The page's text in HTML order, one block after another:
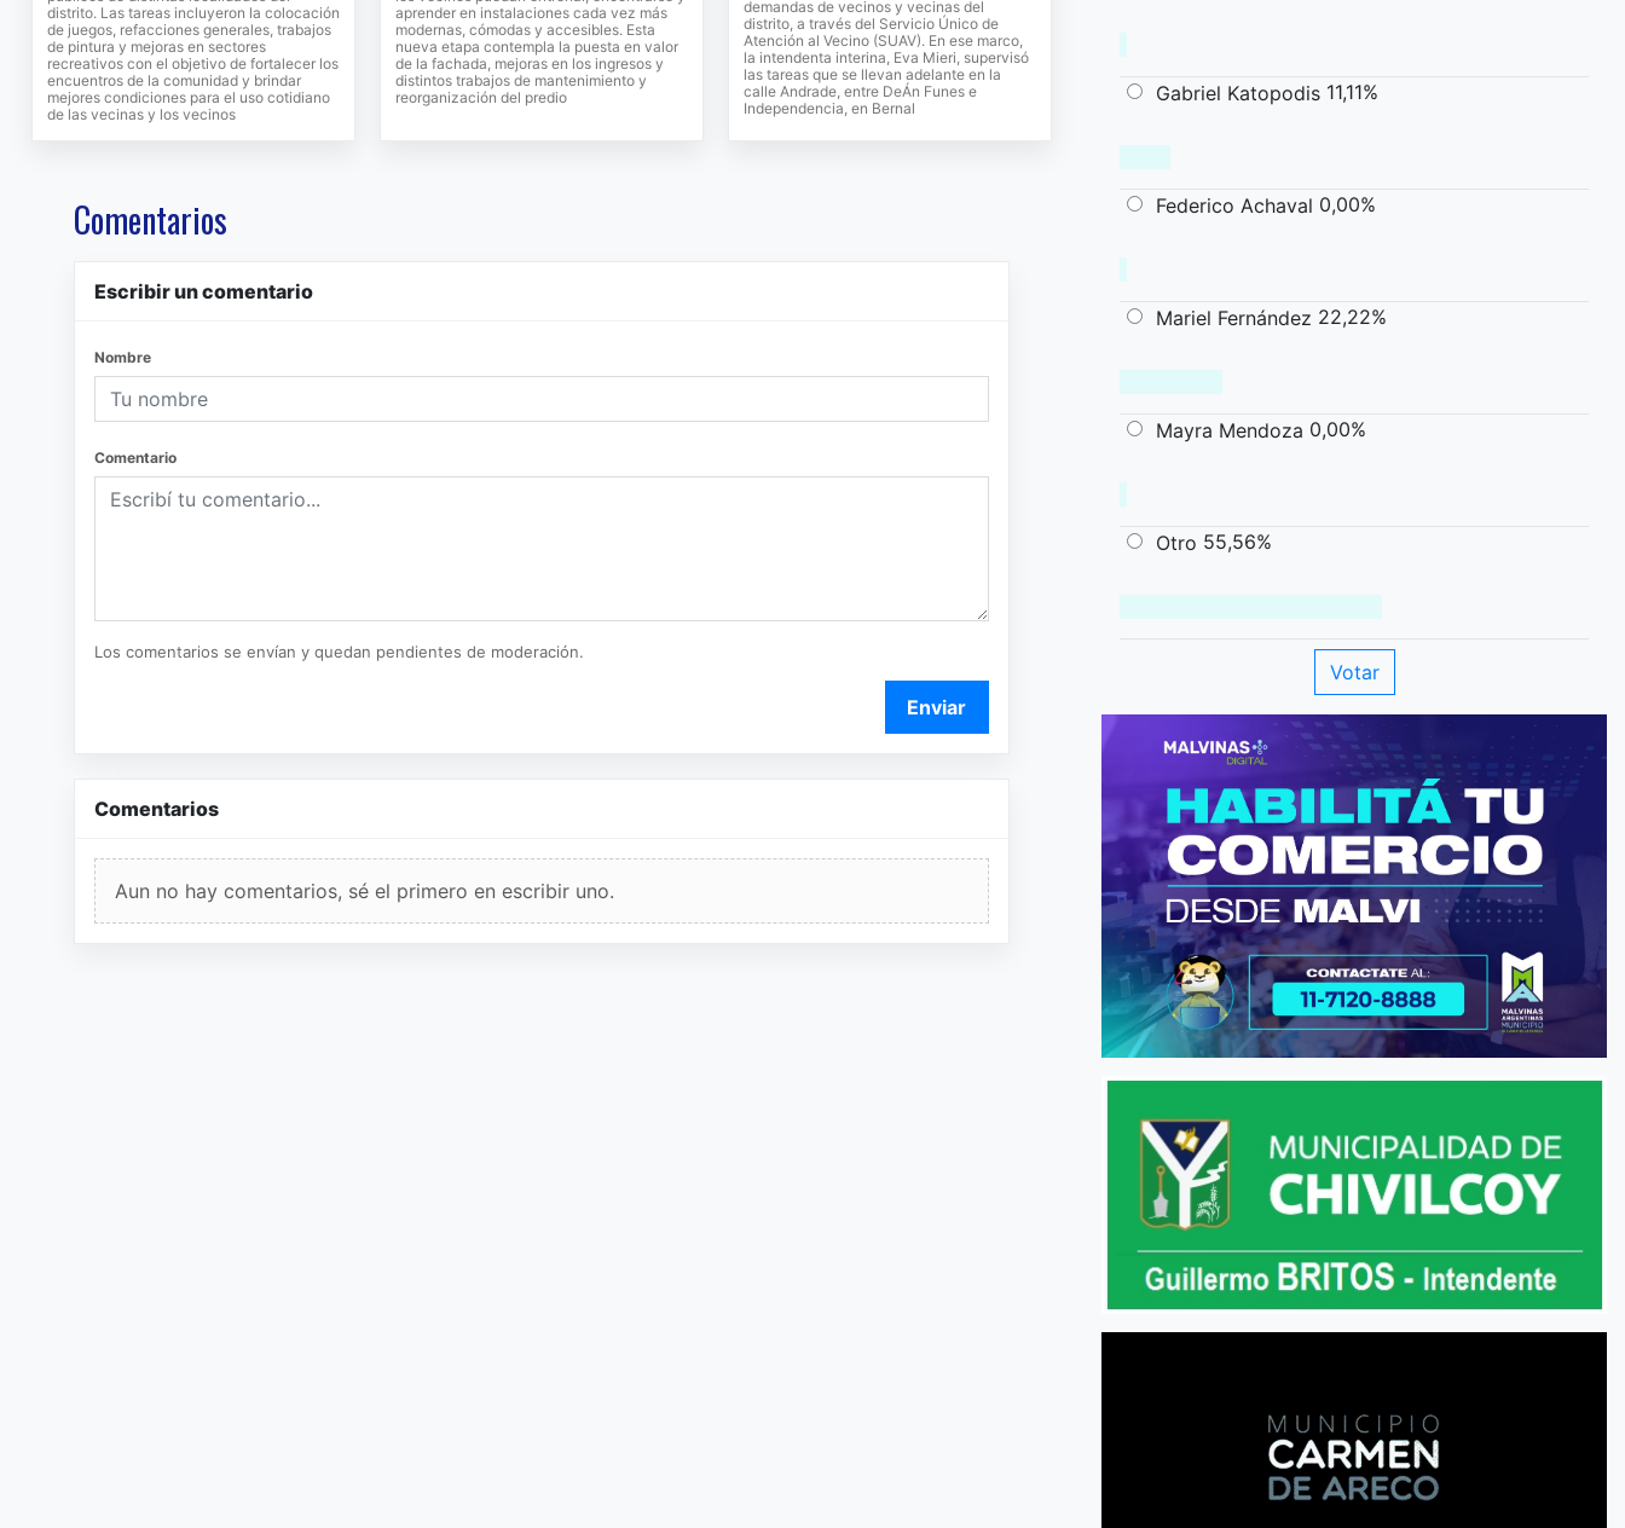
distrito. Las tareas incluyeron la colocación
de juegos, refacciones generales, trabajos
de pintura y mejoras en sectores
recreativos con el objetivo de fortalecer los
encuentros de la comunidad y brindar
mejores condiciones para el uso cotidiano
de las vecinas y los vecinos
aprender en instalaciones cada vez más
modernas, cómodas y accesibles. Esta
nueva etapa contempla la puesta en valor
de la fachada, mejoras en los ingresos y
distintos trabajos de mantenimiento y
reorganización del predio
demandas de vecinos y vecinas del
distrito, a través del Servicio Único de
Atención al Vecino (SUAV). En ese marco,
la intendenta interina, Eva Mieri, supervisó
las tareas que se llevan adelante en la
calle Andrade, entre DeÁn Funes e
Independencia, en Bernal
Comentarios
Escribir un comentario
Nombre
Comentario
Los comentarios se envían y quedan pendientes de moderación.
Enviar
Comentarios
Aun no hay comentarios, sé el primero en escribir uno.
Gabriel Katopodis 11,11%
Federico Achaval 0,00%
Mariel Fernández 22,22%
Mayra Mendoza 0,00%
Otro 55,56%